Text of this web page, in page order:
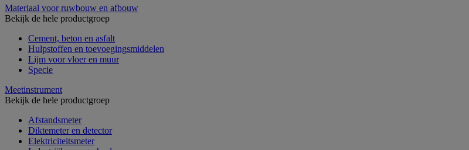
Materiaal voor ruwbouw en afbouw
Bekijk de hele productgroep
Cement, beton en asfalt
Hulpstoffen en toevoegingsmiddelen
Lijm voor vloer en muur
Specie
Meetinstrument
Bekijk de hele productgroep
Afstandsmeter
Diktemeter en detector
Elektriciteitsmeter